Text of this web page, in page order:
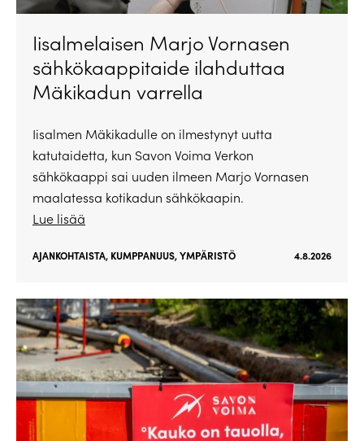
Iisalmelaisen Marjo Vornasen
sähkökaappitaide ilahduttaa
Mäkikadun varrella
Iisalmen Mäkikadulle on ilmestynyt uutta
katutaidetta, kun Savon Voima Verkon
sähkökaappi sai uuden ilmeen Marjo Vornasen
maalatessa kotikadun sähkökaapin.
Lue lisää
AJANKOHTAISTA, KUMPPANUUS,YMPÄRISTÖ 4.8.2026